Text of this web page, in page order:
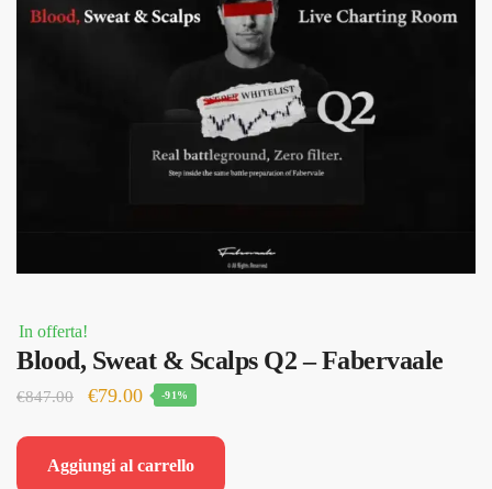
In offerta!
Blood, Sweat & Scalps Q2 – Fabervaale
€847.00
Il
originale
€79.00Il
attuale
-91%
Aggiungi al carrello